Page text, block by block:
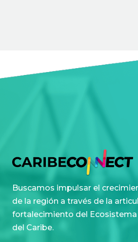
Buscamos impulsar el
de la región a través de la
fortalecimiento del Ecosistema
del Caribe.